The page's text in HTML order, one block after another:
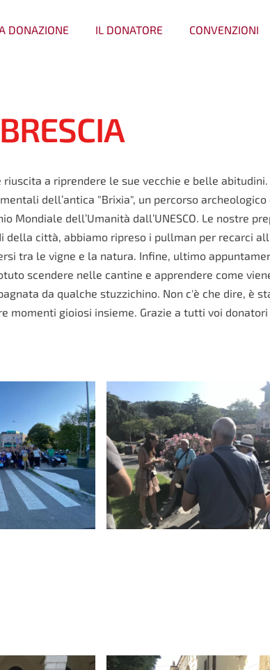
DONAZIONE IL DONATORE CONVENZIONI
BRESCIA
riuscita a riprendere le sue vecchie e belle
dell’antica "Brixia", un percorso archeologico
Mondiale dell’Umanità dall’UNESCO. Le nostre
città, abbiamo ripreso i pullman per recarci
tra le vigne e la natura. Infine, ultimo
scendere nelle cantine e apprendere come
da qualche stuzzichino. Non c'è che dire, è
momenti gioiosi insieme. Grazie a tutti voi